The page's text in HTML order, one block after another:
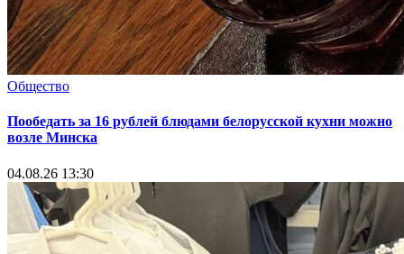
Общество
Пообедать за 16 рублей блюдами белорусской кухни можно
возле Минска
04.08.26 13:30